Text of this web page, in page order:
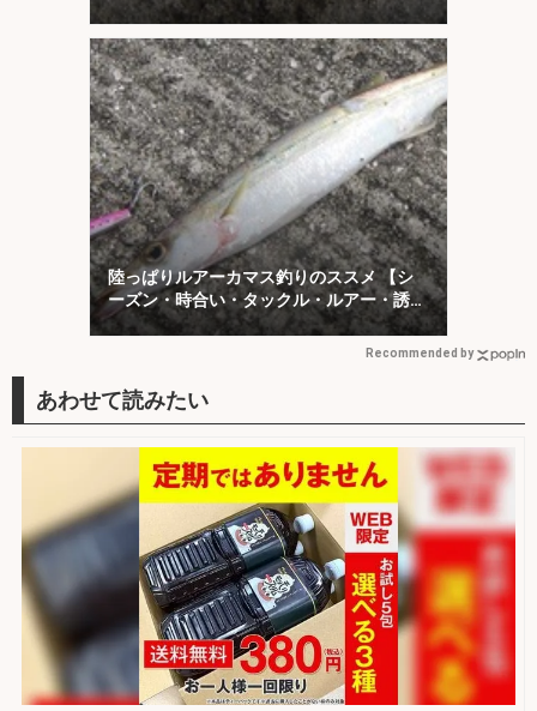
ョンを解説】
陸っぱりルアーカマス釣りのススメ 【シ
ーズン・時合い・タックル・ルアー・誘い
方を解説】
Recommended by